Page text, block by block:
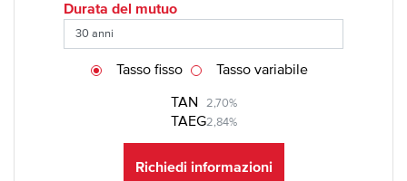
Durata del mutuo
TAN 2,70%
TAEG2,84%
Tasso fisso Tasso variabile
Richiedi informazioni